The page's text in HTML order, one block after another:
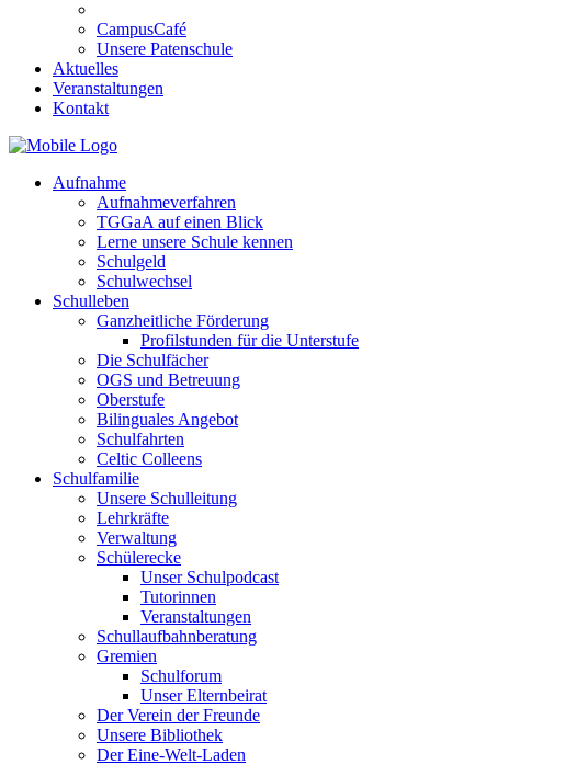
CampusCafé
Unsere Patenschule
Aktuelles
Veranstaltungen
Kontakt
Aufnahme
Aufnahmeverfahren
TGGaA auf einen Blick
Lerne unsere Schule kennen
Schulgeld
Schulwechsel
Schulleben
Ganzheitliche Förderung
Profilstunden für die Unterstufe
Die Schulfächer
OGS und Betreuung
Oberstufe
Bilinguales Angebot
Schulfahrten
Celtic Colleens
Schulfamilie
Unsere Schulleitung
Lehrkräfte
Verwaltung
Schülerecke
Unser Schulpodcast
Tutorinnen
Veranstaltungen
Schullaufbahnberatung
Gremien
Schulforum
Unser Elternbeirat
Der Verein der Freunde
Unsere Bibliothek
Der Eine-Welt-Laden